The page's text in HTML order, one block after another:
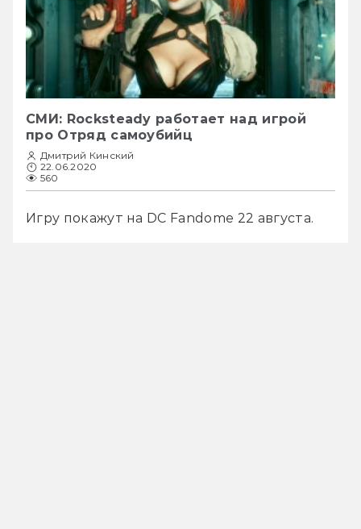
СМИ: Rocksteady работает над игрой
про Отряд самоубийц
Дмитрий Кинский
22.06.2020
560
Игру покажут на DC Fandome 22 августа.